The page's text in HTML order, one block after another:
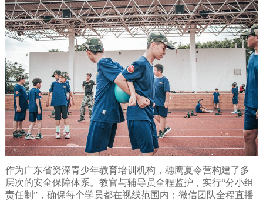
作为广东省资深青少年教育培训机构，穗鹰夏令营构建了多
层次的安全保障体系。 教官与辅导员全程监护，实行“分小组
责任制”，确保每个学员都在视线范围内；微信团队全程直播